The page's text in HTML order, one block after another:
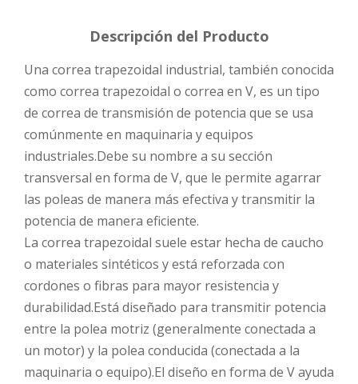
Descripción del Producto
Una correa trapezoidal industrial, también conocida
como correa trapezoidal o correa en V, es un tipo
de correa de transmisión de potencia que se usa
comúnmente en maquinaria y equipos
industriales.Debe su nombre a su sección
transversal en forma de V, que le permite agarrar
las poleas de manera más efectiva y transmitir la
potencia de manera eficiente.
La correa trapezoidal suele estar hecha de caucho
o materiales sintéticos y está reforzada con
cordones o fibras para mayor resistencia y
durabilidad.Está diseñado para transmitir potencia
entre la polea motriz (generalmente conectada a
un motor) y la polea conducida (conectada a la
maquinaria o equipo).El diseño en forma de V ayuda